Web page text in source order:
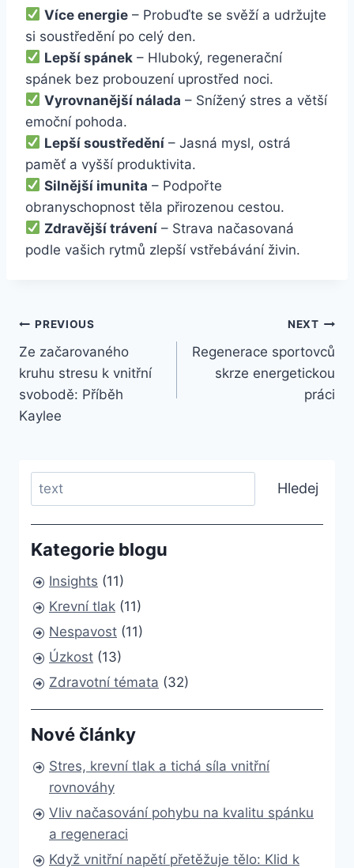
Více energie – Probuďte se svěží a udržujte
si soustředění po celý den.
Lepší spánek – Hluboký, regenerační
spánek bez probouzení uprostřed noci.
Vyrovnanější nálada – Snížený stres a větší
emoční pohoda.
Lepší soustředění – Jasná mysl, ostrá
paměť a vyšší produktivita.
Silnější imunita – Podpořte
obranyschopnost těla přirozenou cestou.
Zdravější trávení – Strava načasovaná
podle vašich rytmů zlepší vstřebávání živin.
Post
navigation
PREVIOUS
Ze začarovaného
kruhu stresu k vnitřní
svobodě: Příběh
Kaylee
NEXT
Regenerace sportovců
skrze energetickou
práci
Search Hledej
Kategorie blogu
Insights (11)
Krevní tlak (11)
Nespavost (11)
Úzkost (13)
Zdravotní témata (32)
Nové články
Stres, krevní tlak a tichá síla vnitřní
rovnováhy
Vliv načasování pohybu na kvalitu spánku
a regeneraci
Když vnitřní napětí přetěžuje tělo: Klid k